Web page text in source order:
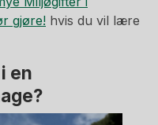
gjøre! hvis du vil lære
en